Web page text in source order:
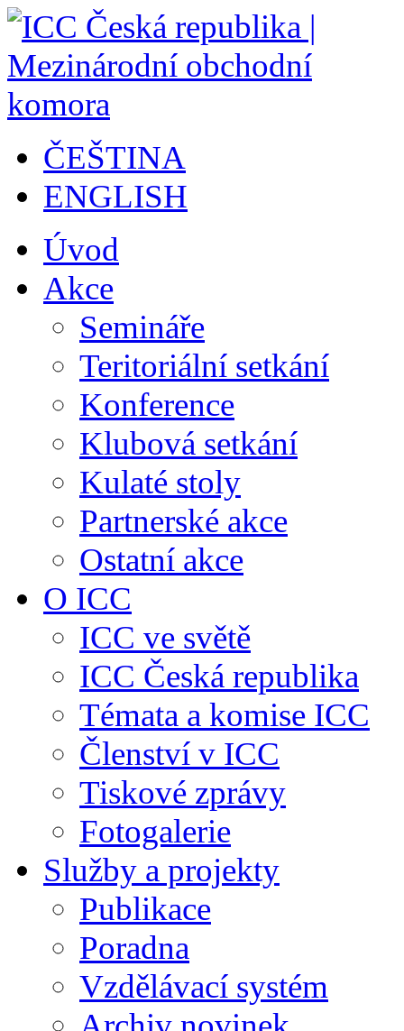
ČEŠTINA
ENGLISH
Úvod
Akce
Semináře
Teritoriální setkání
Konference
Klubová setkání
Kulaté stoly
Partnerské akce
Ostatní akce
O ICC
ICC ve světě
ICC Česká republika
Témata a komise ICC
Členství v ICC
Tiskové zprávy
Fotogalerie
Služby a projekty
Publikace
Poradna
Vzdělávací systém